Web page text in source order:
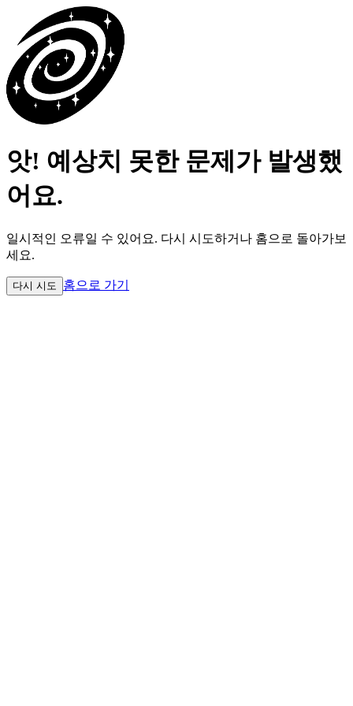
앗! 예상치 못한 문제가 발생했
어요.
일시적인 오류일 수 있어요. 다시 시도하거나 홈으로 돌아가보
세요.
다시 시도 홈으로 가기